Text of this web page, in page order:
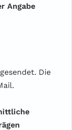
Angabe
Die